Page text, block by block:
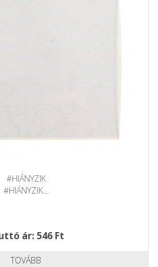
#HIÁNYZIK
#HIÁNYZIK...
ár: 546 Ft
TOVÁBB